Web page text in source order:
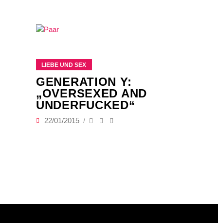
LIEBE UND SEX
GENERATION Y:
„OVERSEXED AND
UNDERFUCKED“
22/01/2015